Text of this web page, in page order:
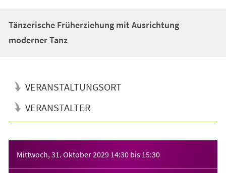
Tänzerische Früherziehung mit Ausrichtung
moderner Tanz
VERANSTALTUNGSORT
VERANSTALTER
Mittwoch, 31. Oktober 2029 14:30 bis 15:30